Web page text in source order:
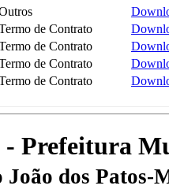
de Contrato
de Contrato
de Contrato
de Contrato
Prefeitura
João dos Patos-